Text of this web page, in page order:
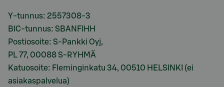
Y-tunnus: 2557308-3
BIC-tunnus: SBANFIHH
Postiosoite: S-Pankki Oyj,
PL 77, 00088 S-RYHMÄ
Katuosoite: Fleminginkatu 34, 00510 HELSINKI (ei
asiakaspalvelua)